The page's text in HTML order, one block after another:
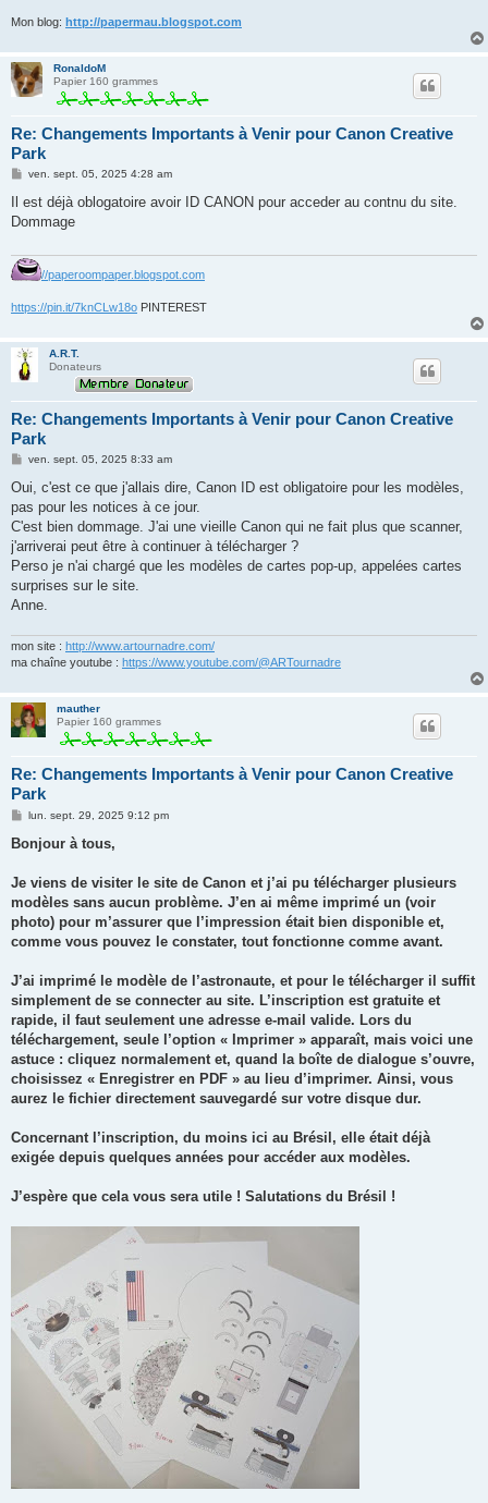
Mon blog: http://papermau.blogspot.com
RonaldoM
Papier 160 grammes
Re: Changements Importants à Venir pour Canon Creative
Park
M
s
a
ven. sept. 05, 2025 4:28 am
Il est déjà oblogatoire avoir ID CANON pour acceder au contnu du site.
Dommage
//paperoompaper.blogspot.com
https://pin.it/7knCLw18o PINTEREST
A.R.T.
Donateurs
Re: Changements Importants à Venir pour Canon Creative
Park
M
s
a
g
ven. sept. 05, 2025 8:33 am
Oui, c'est ce que j'allais dire, Canon ID est obligatoire pour les modèles,
pas pour les notices à ce jour.
C'est bien dommage. J'ai une vieille Canon qui ne fait plus que scanner,
j'arriverai peut être à continuer à télécharger ?
Perso je n'ai chargé que les modèles de cartes pop-up, appelées cartes
surprises sur le site.
Anne.
mon site : http://www.artournadre.com/
ma chaîne youtube : https://www.youtube.com/@ARTournadre
mauther
Papier 160 grammes
Re: Changements Importants à Venir pour Canon Creative
Park
M
s
g
lun. sept. 29, 2025 9:12 pm
Bonjour à tous,
Je viens de visiter le site de Canon et j’ai pu télécharger plusieurs
modèles sans aucun problème. J’en ai même imprimé un (voir
photo) pour m’assurer que l’impression était bien disponible et,
comme vous pouvez le constater, tout fonctionne comme avant.
J’ai imprimé le modèle de l’astronaute, et pour le télécharger il suffit
simplement de se connecter au site. L’inscription est gratuite et
rapide, il faut seulement une adresse e-mail valide. Lors du
téléchargement, seule l’option « Imprimer » apparaît, mais voici une
astuce : cliquez normalement et, quand la boîte de dialogue s’ouvre,
choisissez « Enregistrer en PDF » au lieu d’imprimer. Ainsi, vous
aurez le fichier directement sauvegardé sur votre disque dur.
Concernant l’inscription, du moins ici au Brésil, elle était déjà
exigée depuis quelques années pour accéder aux modèles.
J’espère que cela vous sera utile ! Salutations du Brésil !